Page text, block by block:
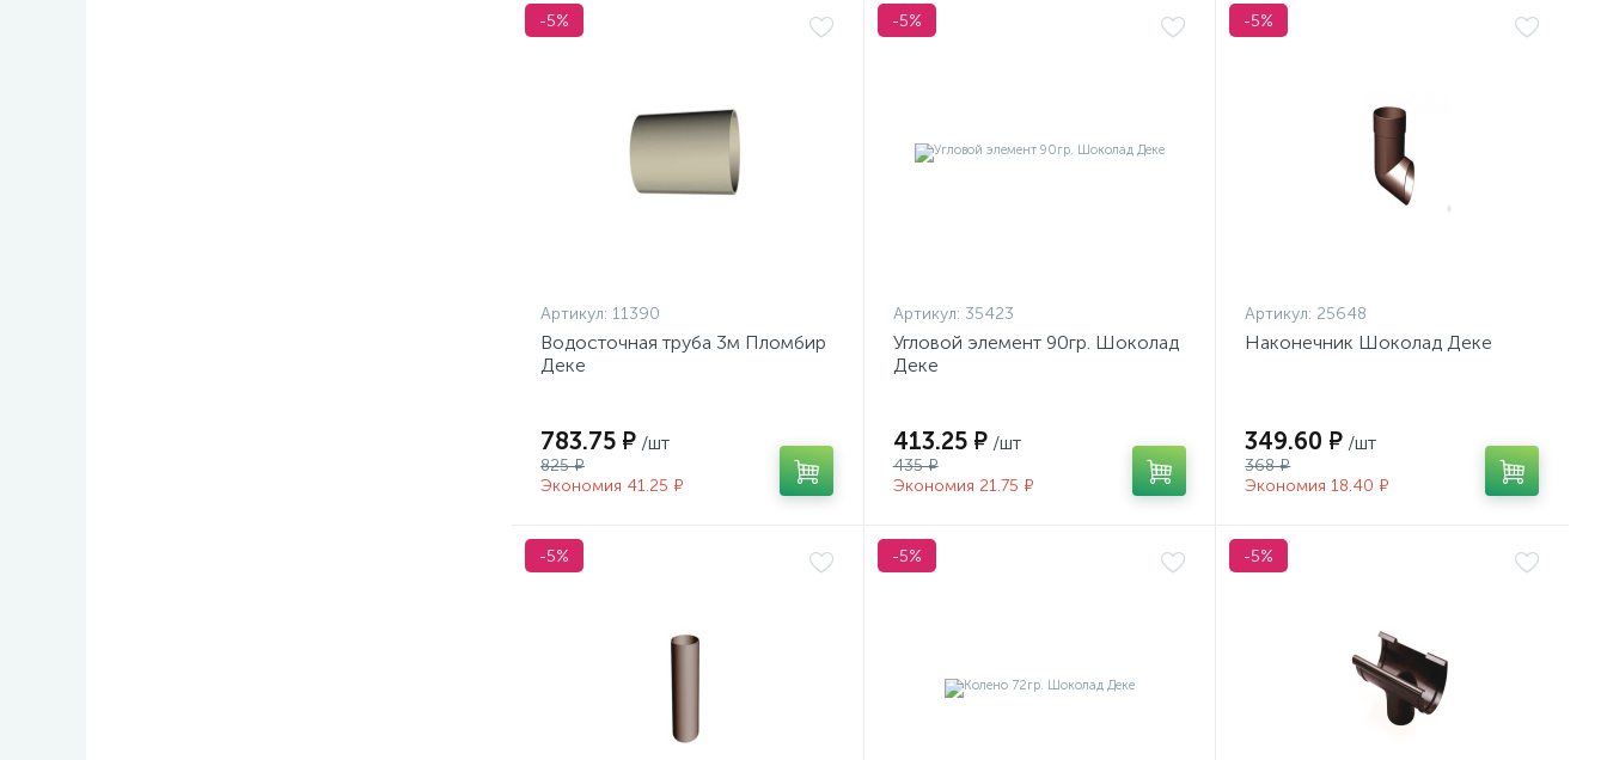
-5%
Артикул: 11390
Водосточная труба 3м Пломбир
Деке
783.75 ₽ /шт
825 ₽
Экономия 41.25 ₽
-5%
Артикул: 35423
Угловой элемент 90гр. Шоколад
Деке
413.25 ₽ /шт
435 ₽
Экономия 21.75 ₽
-5%
Артикул: 25648
Наконечник Шоколад Деке
349.60 ₽ /шт
368 ₽
Экономия 18.40 ₽
-5% -5% -5%